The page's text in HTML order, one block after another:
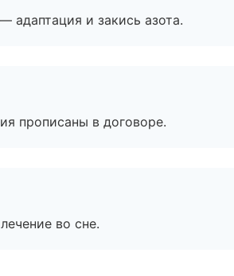
адаптация и закись азота.
прописаны в договоре.
во сне.